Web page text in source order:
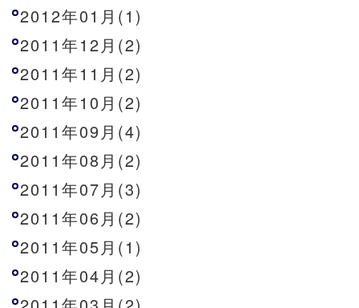
2012年01月(1)
2011年12月(2)
2011年11月(2)
2011年10月(2)
2011年09月(4)
2011年08月(2)
2011年07月(3)
2011年06月(2)
2011年05月(1)
2011年04月(2)